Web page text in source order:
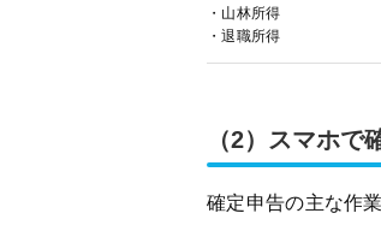
・山林所得
・退職所得
（2）スマホで
確定申告の主な作